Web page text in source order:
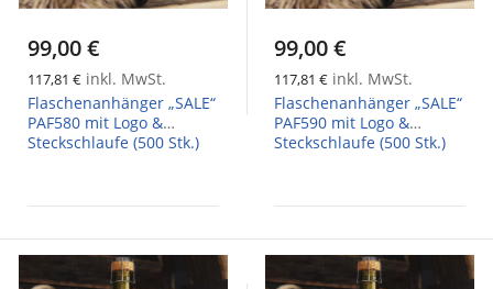
99,00 €
117,81 € inkl. MwSt.
Flaschenanhänger „SALE“
PAF580 mit Logo &
Steckschlaufe (500 Stk.)
99,00 €
117,81 € inkl. MwSt.
Flaschenanhänger „SALE“
PAF590 mit Logo &
Steckschlaufe (500 Stk.)